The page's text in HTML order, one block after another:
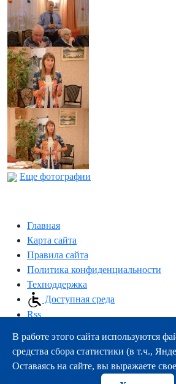
Еще фотографии
Главная
Карта сайта
Правила сайта
Политика конфиденциальности
Техподдержка
Доступная среда
Rss
163000, г.Архангельск, пр-т Троицкий,
тел.:+7 (8182) 21-11-63
e-mail:info@nsmu.ru
В работе этого сайта используются
средства сбора статистики (в т.ч.,
Оставаясь на сайте, вы выражаете